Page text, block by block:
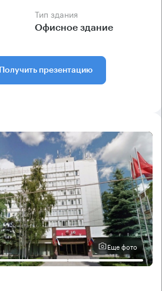
Тип здания
Офисное здание
Получить презентацию
Еще фото